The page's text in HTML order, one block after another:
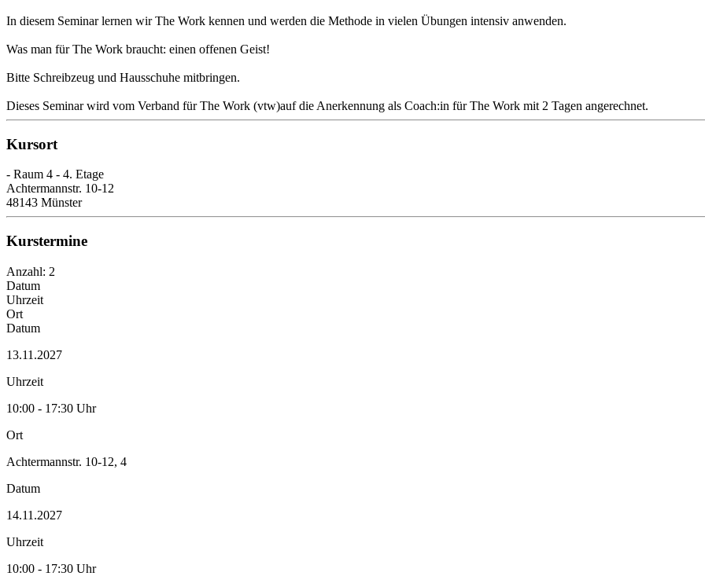
In diesem Seminar lernen wir The Work kennen und werden die Methode in vielen Übungen intensiv anwenden.
Was man für The Work braucht: einen offenen Geist!
Bitte Schreibzeug und Hausschuhe mitbringen.
Dieses Seminar wird vom Verband für The Work (vtw)auf die Anerkennung als Coach:in für The Work mit 2 Tagen angerechnet.
Kursort
- Raum 4 - 4. Etage
Achtermannstr. 10-12
48143 Münster
Kurstermine
Anzahl: 2
Datum
Uhrzeit
Ort
Datum
13.11.2027
Uhrzeit
10:00 - 17:30 Uhr
Ort
Achtermannstr. 10-12, 4
Datum
14.11.2027
Uhrzeit
10:00 - 17:30 Uhr